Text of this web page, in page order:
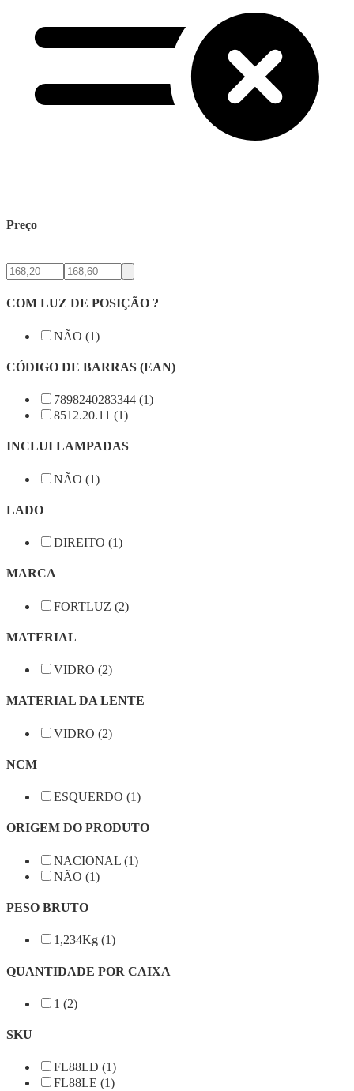
Preço
COM LUZ DE POSIÇÃO ?
NÃO (1)
CÓDIGO DE BARRAS (EAN)
7898240283344 (1)
8512.20.11 (1)
INCLUI LAMPADAS
NÃO (1)
LADO
DIREITO (1)
MARCA
FORTLUZ (2)
MATERIAL
VIDRO (2)
MATERIAL DA LENTE
VIDRO (2)
NCM
ESQUERDO (1)
ORIGEM DO PRODUTO
NACIONAL (1)
NÃO (1)
PESO BRUTO
1,234Kg (1)
QUANTIDADE POR CAIXA
1 (2)
SKU
FL88LD (1)
FL88LE (1)